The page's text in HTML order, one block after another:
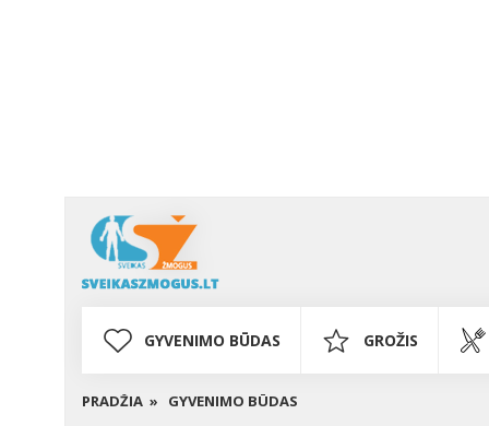
GYVENIMO BŪDAS GROŽIS
PRADŽIA » GYVENIMO BŪDAS